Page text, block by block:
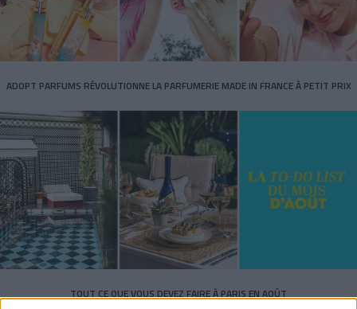
ADOPT PARFUMS RÉVOLUTIONNE LA PARFUMERIE MADE IN FRANCE À PETIT PRIX
TOUT CE QUE VOUS DEVEZ FAIRE À PARIS EN AOÛT